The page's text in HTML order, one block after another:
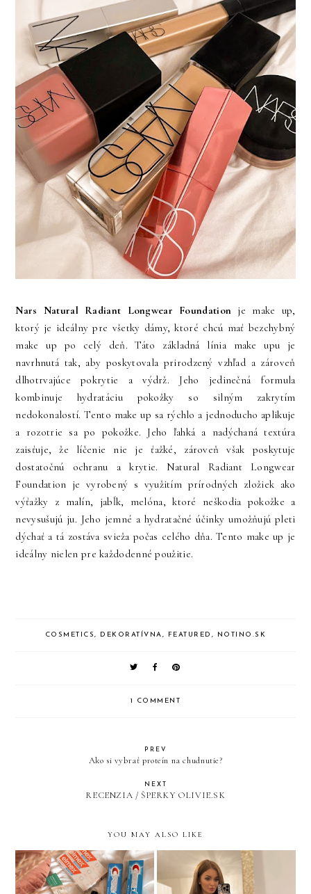
Nars Natural Radiant Longwear Foundation je make up,
ktorý je ideálny pre všetky dámy, ktoré chcú mať bezchybný
make up po celý deň. Táto základná línia make upu je
navrhnutá tak, aby poskytovala prirodzený vzhľad a zároveň
dlhotrvajúce pokrytie a výdrž. Jeho jedinečná formula
kombinuje hydratáciu pokožky so silným zakrytím
nedokonalostí. Tento make up sa rýchlo a jednoducho aplikuje
a rozotrie sa po pokožke. Jeho ľahká a nadýchaná textúra
zaisťuje, že líčenie nie je ťažké, zároveň však poskytuje
dostatočnú ochranu a krytie. Natural Radiant Longwear
Foundation je vyrobený s využitím prírodných zložiek ako
výťažky z malín, jabĺk, melóna, ktoré neškodia pokožke a
nevysušujú ju. Jeho jemné a hydratačné účinky umožňujú pleti
dýchať a tá zostáva svieža počas celého dňa. Tento make up je
ideálny nielen pre každodenné použitie.
COSMETICS, DEKORATÍVNA, FEATURED , NOTINO.SK
1 COMMENT
PREV
Ako si vybrať proteín na chudnutie?
NEXT
RECENZIA / ŠPERKY OLIVIE.SK
YOU MAY ALSO LIKE